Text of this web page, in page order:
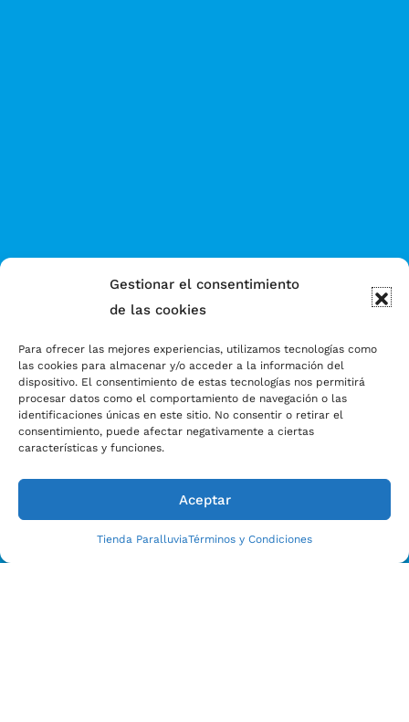
Gestionar el consentimiento
de las cookies
Para ofrecer las mejores experiencias, utilizamos tecnologías como
las cookies para almacenar y/o acceder a la información del
dispositivo. El consentimiento de estas tecnologías nos permitirá
procesar datos como el comportamiento de navegación o las
identificaciones únicas en este sitio. No consentir o retirar el
consentimiento, puede afectar negativamente a ciertas
características y funciones.
Aceptar
Tienda ParalluviaTérminos y Condiciones